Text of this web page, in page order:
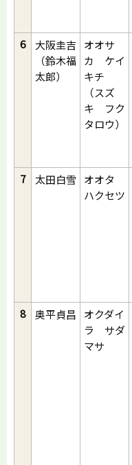
6
大阪圭吉
（鈴木福
太郎）
オオサ
カ ケイ
キチ
（スズ
キ フク
タロウ）
7
太田白雪
オオタ
ハクセツ
8
奥平貞昌
オクダイ
ラ サダ
マサ